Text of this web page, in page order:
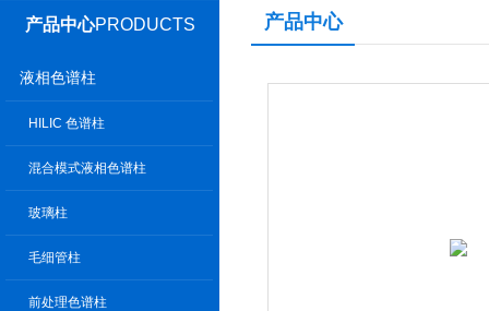
产品中心PRODUCTS
液相色谱柱
HILIC 色谱柱
混合模式液相色谱柱
玻璃柱
毛细管柱
前处理色谱柱
产品中心